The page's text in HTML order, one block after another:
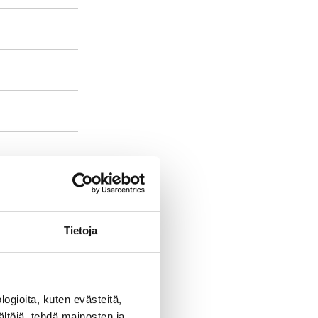
Tietoja
kuten evästeitä,
in the
of